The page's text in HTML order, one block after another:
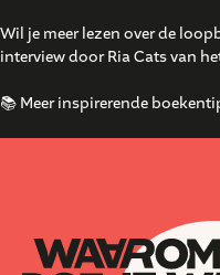
Wil je meer lezen over de
interview door Ria Cats van
📚 Meer inspirerende